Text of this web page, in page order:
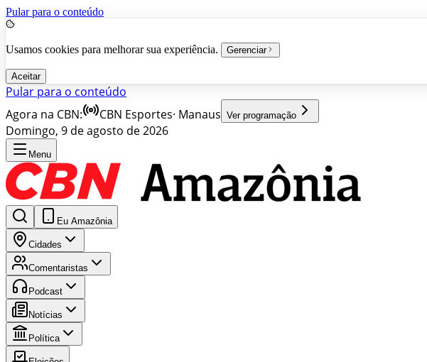
Pular para o conteúdo
Usamos cookies para melhorar sua experiência. Gerenciar
Aceitar
Pular para o conteúdo
Agora na CBN:
CBN Esportes· Manaus Ver programação
Domingo, 9 de agosto de 2026
Menu
Eu Amazônia
Cidades
Comentaristas
Podcast
Notícias
Política